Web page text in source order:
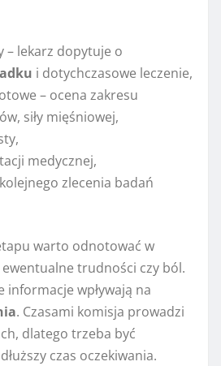
– lekarz dopytuje o
i dotychczasowe leczenie,
– ocena zakresu
siły mięśniowej,
medycznej,
zlecenia badań
warto odnotować w
trudności czy ból.
informacje wpływają na
. Czasami komisja prowadzi
dlatego trzeba być
czas oczekiwania.